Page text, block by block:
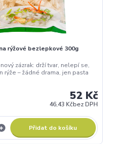
rýžové bezlepkové 300g
zázrak: drží tvar, nelepí se,
rýže – žádné drama, jen pasta
52 Kč
46,43 Kčbez DPH
Přidat do košíku